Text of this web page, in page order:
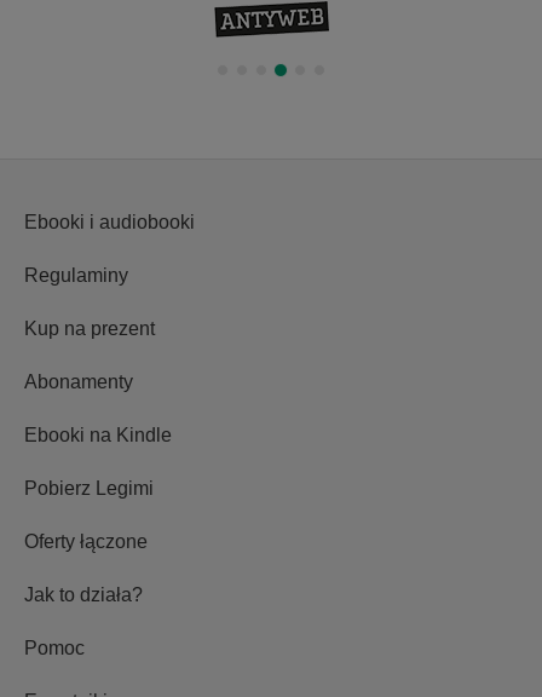
Ebooki i audiobooki
Regulaminy
Kup na prezent
Abonamenty
Ebooki na Kindle
Pobierz Legimi
Oferty łączone
Jak to działa?
Pomoc